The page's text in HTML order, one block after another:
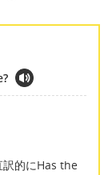
訳的にHas the